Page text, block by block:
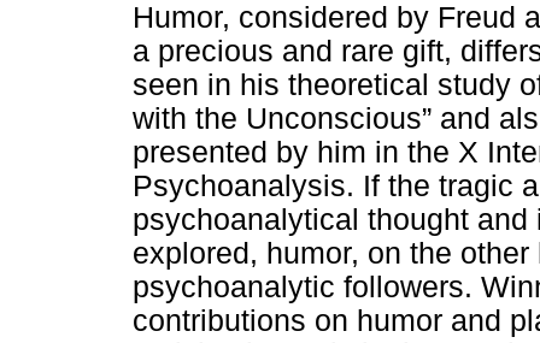
Humor, considered by Freud
a precious and rare gift,
seen in his theoretical study
with the Unconscious” and
presented by him in the X
Psychoanalysis. If the tragic
psychoanalytical thought
explored, humor, on the
psychoanalytic followers.
contributions on humor and